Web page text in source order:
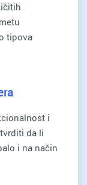
tipova
i
da li
i na način